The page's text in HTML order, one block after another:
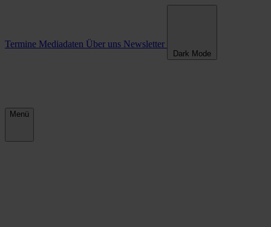
Termine Mediadaten Über uns Newsletter
Dark Mode
Menü